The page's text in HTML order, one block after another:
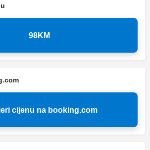
98KM
cijenu na booking.com